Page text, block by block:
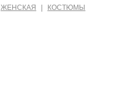
ЖЕНСКАЯ КОСТЮМЫ